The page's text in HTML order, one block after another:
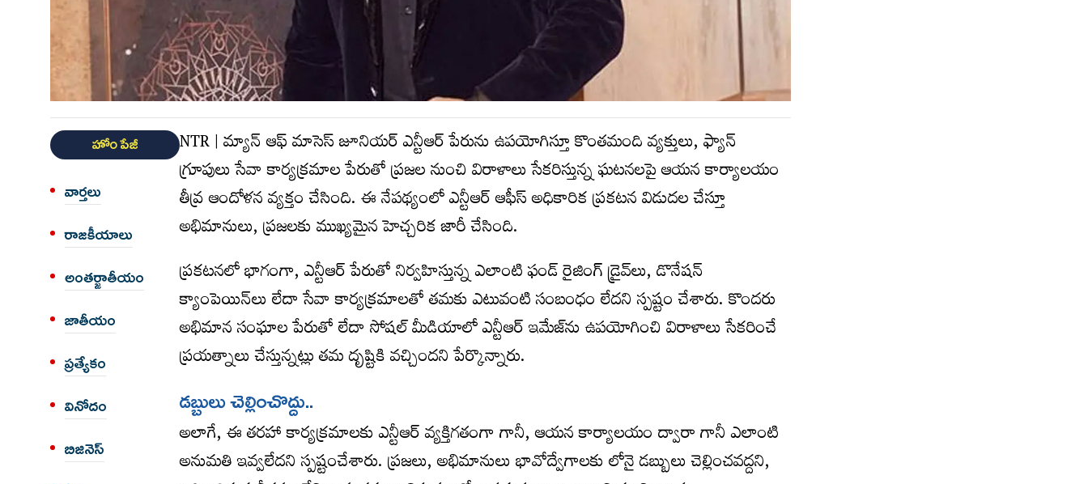
హోం పేజీ
వార్త‌లు
రాజకీయాలు
అంత‌ర్జాతీయం
జాతీయం
ప్రత్యేకం
వినోదం
బిజినెస్
NTR | మ్యాన్ ఆఫ్ మాసెస్ జూనియ‌ర్ ఎన్టీఆర్ పేరును ఉపయోగిస్తూ కొంతమంది వ్యక్తులు, ఫ్యాన్
గ్రూపులు సేవా కార్యక్రమాల పేరుతో ప్రజల నుంచి విరాళాలు సేకరిస్తున్న ఘటనలపై ఆయన కార్యాలయం
తీవ్ర ఆందోళన వ్యక్తం చేసింది. ఈ నేపథ్యంలో ఎన్టీఆర్ ఆఫీస్ అధికారిక ప్రకటన విడుదల చేస్తూ
అభిమానులు, ప్రజలకు ముఖ్యమైన హెచ్చరిక జారీ చేసింది.
ప్రకటనలో భాగంగా, ఎన్టీఆర్ పేరుతో నిర్వహిస్తున్న ఎలాంటి ఫండ్ రైజింగ్ డ్రైవ్‌లు, డొనేషన్
క్యాంపెయిన్‌లు లేదా సేవా కార్యక్రమాలతో తమకు ఎటువంటి సంబంధం లేదని స్పష్టం చేశారు. కొందరు
అభిమాన సంఘాల పేరుతో లేదా సోషల్ మీడియాలో ఎన్టీఆర్ ఇమేజ్‌ను ఉపయోగించి విరాళాలు సేకరించే
ప్రయత్నాలు చేస్తున్నట్లు తమ దృష్టికి వచ్చిందని పేర్కొన్నారు.
డ‌బ్బులు చెల్లించొద్దు..
అలాగే, ఈ తరహా కార్యక్రమాలకు ఎన్టీఆర్ వ్యక్తిగతంగా గానీ, ఆయన కార్యాలయం ద్వారా గానీ ఎలాంటి
అనుమతి ఇవ్వలేదని స్పష్టంచేశారు. ప్రజలు, అభిమానులు భావోద్వేగాలకు లోనై డబ్బులు చెల్లించవద్దని,